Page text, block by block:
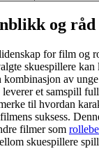
og råd
for film og
skuespillere
av
leverer et samspill
til hvordan
suksess.
filmer som
skuespillere